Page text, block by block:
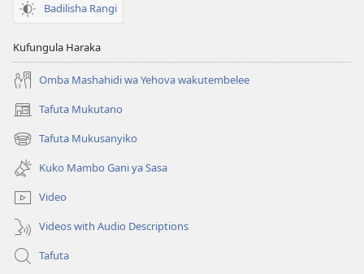
Zote?
Badilisha Rangi
Kufungula Haraka
Omba Mashahidi wa Yehova wakutembelee
Tafuta Mukutano
(opens
new
window)
Tafuta Mukusanyiko
(opens
new
window)
Kuko Mambo Gani ya Sasa
Video
Videos with Audio Descriptions
Tafuta